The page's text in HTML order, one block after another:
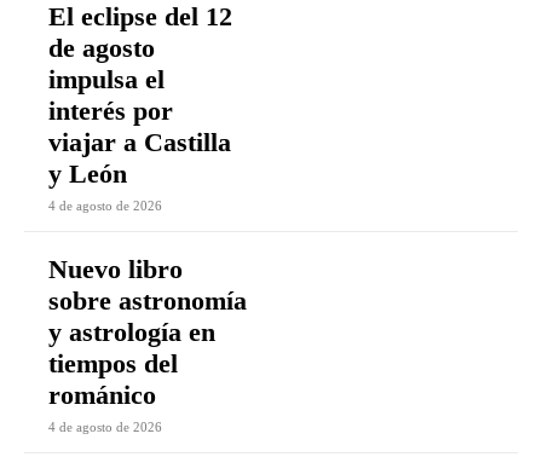
El eclipse del 12
de agosto
impulsa el
interés por
viajar a Castilla
y León
4 de agosto de 2026
Nuevo libro
sobre astronomía
y astrología en
tiempos del
románico
4 de agosto de 2026